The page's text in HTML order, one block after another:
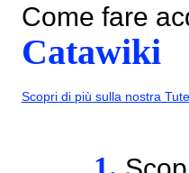
Come fare
Catawiki
Scopri di più sulla nostra